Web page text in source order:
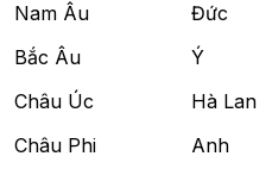
Nam Âu
Bắc Âu
Châu Úc
Châu Phi
Đức
Ý
Hà Lan
Anh